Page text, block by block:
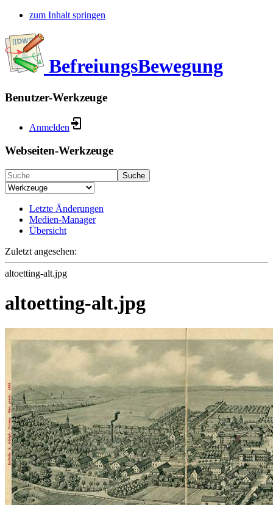
zum Inhalt springen
BefreiungsBewegung
Benutzer-Werkzeuge
Anmelden
Webseiten-Werkzeuge
Suche
Letzte Änderungen
Medien-Manager
Übersicht
Zuletzt angesehen:
altoetting-alt.jpg
altoetting-alt.jpg